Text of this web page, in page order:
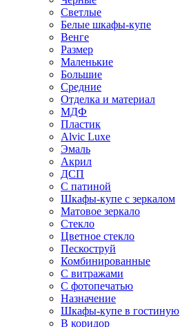
Светлые
Белые шкафы-купе
Венге
Размер
Маленькие
Большие
Средние
Отделка и материал
МДФ
Пластик
Alvic Luxe
Эмаль
Акрил
ДСП
С патиной
Шкафы-купе с зеркалом
Матовое зеркало
Стекло
Цветное стекло
Пескоструй
Комбинированные
С витражами
С фотопечатью
Назначение
Шкафы-купе в гостиную
В коридор